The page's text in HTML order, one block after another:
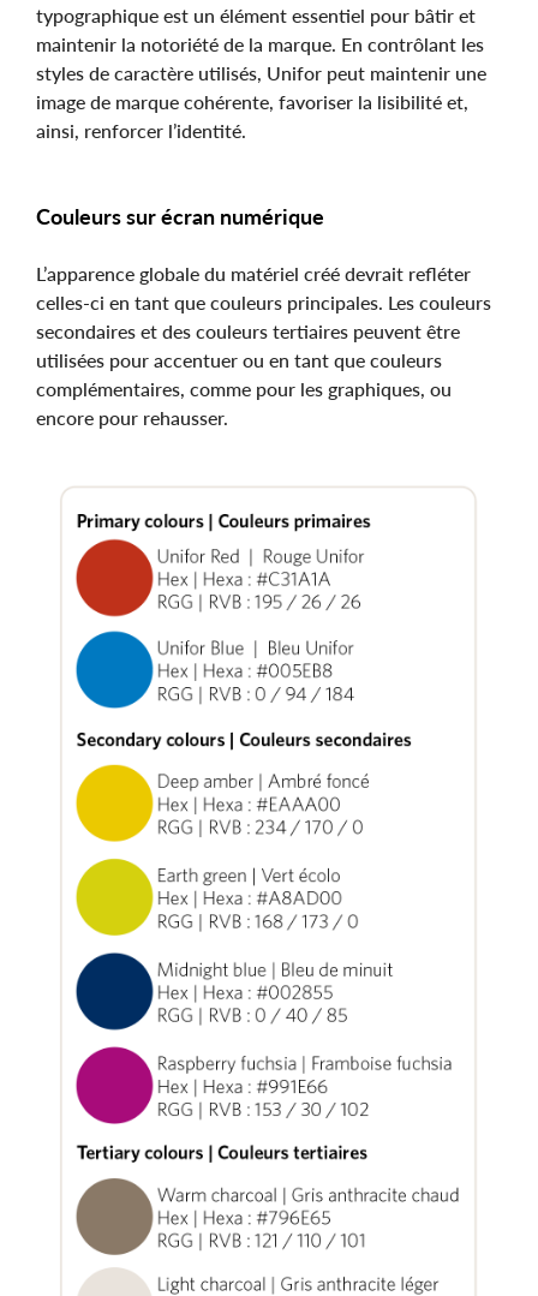
typographique est un élément essentiel pour bâtir et
maintenir la notoriété de la marque. En contrôlant les
styles de caractère utilisés, Unifor peut maintenir une
image de marque cohérente, favoriser la lisibilité et,
ainsi, renforcer l’identité.
Couleurs sur écran numérique
L’apparence globale du matériel créé devrait refléter
celles-ci en tant que couleurs principales. Les couleurs
secondaires et des couleurs tertiaires peuvent être
utilisées pour accentuer ou en tant que couleurs
complémentaires, comme pour les graphiques, ou
encore pour rehausser.